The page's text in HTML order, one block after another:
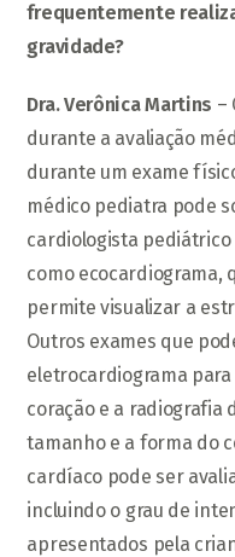
frequentemente
gravidade?
Dra. Verônica Martins –
durante a avaliação
durante um exame
médico pediatra pode
cardiologista pediátrico
como ecocardiograma,
permite visualizar a
Outros exames que
eletrocardiograma
coração e a radiografia
tamanho e a forma do
cardíaco pode ser
incluindo o grau de
apresentados pela